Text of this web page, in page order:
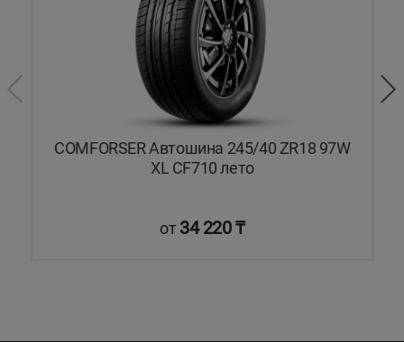
COMFORSER Автошина 245/40 ZR18 97W
XL CF710 лето
от34 220 ₸